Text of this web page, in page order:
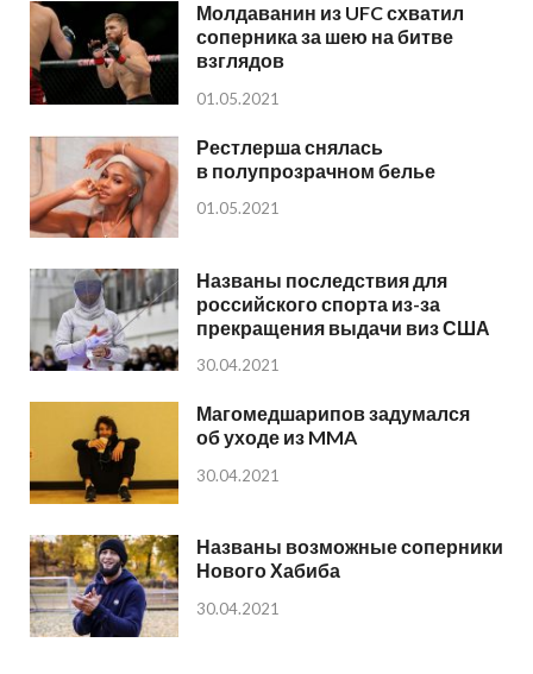
Молдаванин из UFC схватил
соперника за шею на битве
взглядов
01.05.2021
Рестлерша снялась
в полупрозрачном белье
01.05.2021
Названы последствия для
российского спорта из-за
прекращения выдачи виз США
30.04.2021
Магомедшарипов задумался
об уходе из MMA
30.04.2021
Названы возможные соперники
Нового Хабиба
30.04.2021